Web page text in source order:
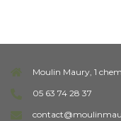
Moulin Maury, 1
05 63 74 28 37